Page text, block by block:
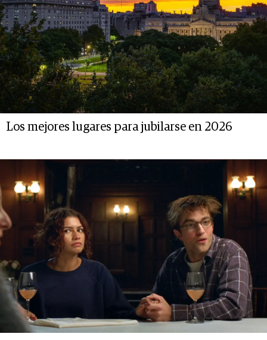
Los mejores lugares para jubilarse en 2026